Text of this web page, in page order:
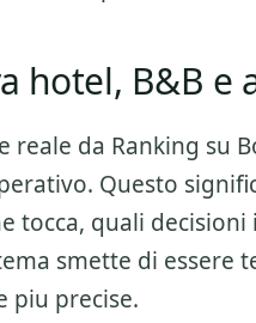
hotel, B&B e
reale da Ranking su
Questo
tocca, quali
smette di essere
piu precise.